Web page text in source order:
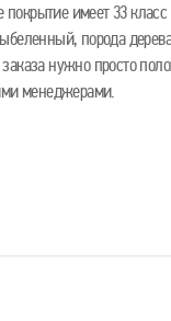
покрытие имеет 33
порода
нужно просто
менеджерами.